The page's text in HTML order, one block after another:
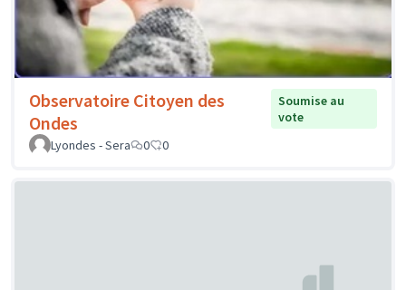
Observatoire Citoyen des
Ondes
Soumise au
vote
Lyondes - Sera
0 0